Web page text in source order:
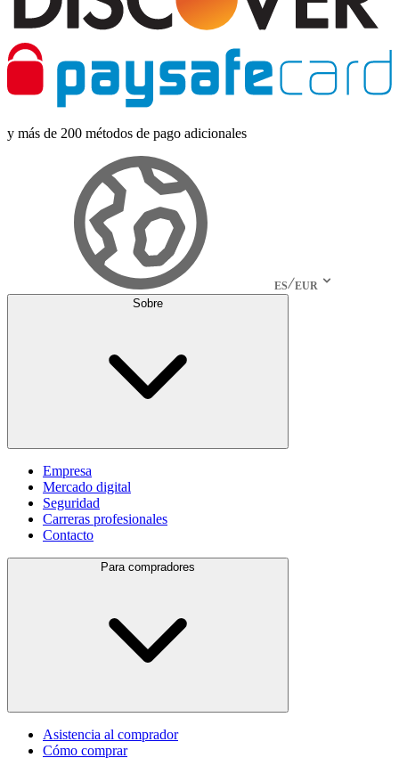
y más de 200 métodos de pago adicionales
ES EUR
Sobre
Empresa
Mercado digital
Seguridad
Carreras profesionales
Contacto
Para compradores
Asistencia al comprador
Cómo comprar